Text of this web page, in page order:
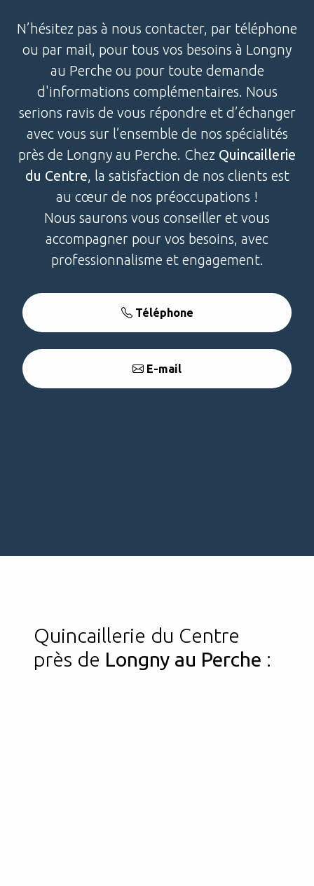
N’hésitez pas à nous contacter, par téléphone
ou par mail, pour tous vos besoins à Longny
au Perche ou pour toute demande
d'informations complémentaires. Nous
serions ravis de vous répondre et d’échanger
avec vous sur l’ensemble de nos spécialités
près de Longny au Perche. Chez Quincaillerie
du Centre , la satisfaction de nos clients est
au cœur de nos préoccupations !
Nous saurons vous conseiller et vous
accompagner pour vos besoins, avec
professionnalisme et engagement.
Téléphone
E-mail
Quincaillerie du Centre
près de Longny au Perche :